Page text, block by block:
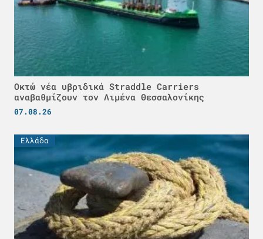
Οκτώ νέα υβριδικά Straddle Carriers
αναβαθμίζουν τον Λιμένα Θεσσαλονίκης
07.08.26
Ελλάδα